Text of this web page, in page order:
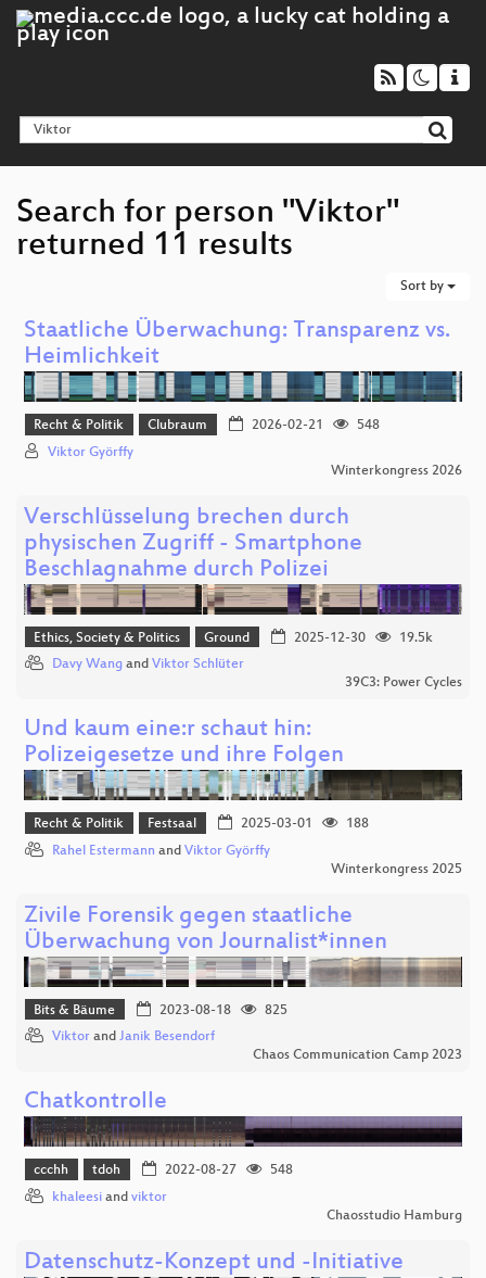
Search for person "Viktor"
returned 11 results
Sort by
Staatliche Überwachung: Transparenz vs.
Heimlichkeit
Recht & Politik Clubraum 2026-02-21
548
Viktor Györffy
Winterkongress 2026
Verschlüsselung brechen durch
physischen Zugriff - Smartphone
Beschlagnahme durch Polizei
Ethics, Society & Politics Ground 2025-12-30
19.5k
Davy Wang and Viktor Schlüter
39C3: Power Cycles
Und kaum eine:r schaut hin:
Polizeigesetze und ihre Folgen
Recht & Politik Festsaal 2025-03-01
188
Rahel Estermann and Viktor Györffy
Winterkongress 2025
Zivile Forensik gegen staatliche
Überwachung von Journalist*innen
Bits & Bäume 2023-08-18
825
Viktor and Janik Besendorf
Chaos Communication Camp 2023
Chatkontrolle
ccchh tdoh 2022-08-27
548
khaleesi and viktor
Chaosstudio Hamburg
Datenschutz-Konzept und -Initiative